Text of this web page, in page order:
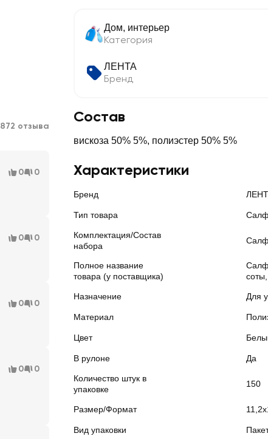
Дом, интерьер
Категория
ЛЕНТА
Бренд
Состав
вискоза 50% 5%, полиэстер 50% 5%
Характеристики
Бренд
Тип товара
Комплектация/Состав
набора
Полное название
товара (у поставщика)
Назначение Для
Материал
Цвет
В рулоне Да
Количество штук в
упаковке
150
Размер/Формат
Вид упаковки
872 отзыва
0 0
0 0
0 0
0 0